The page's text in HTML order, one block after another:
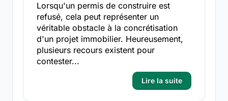
Lorsqu'un permis de construire est
refusé, cela peut représenter un
véritable obstacle à la concrétisation
d'un projet immobilier. Heureusement,
plusieurs recours existent pour
contester...
Lire la suite